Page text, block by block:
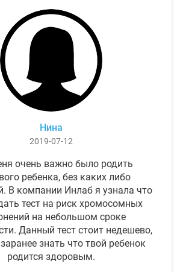
Нина
2019-07-12
очень важно было родить
ребенка, без каких либо
В компании Инлаб я узнала что
тест на риск хромосомных
на небольшом сроке
Данный тест стоит недешево,
знать что твой ребенок
родится здоровым.